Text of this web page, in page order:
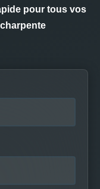
pour tous vos